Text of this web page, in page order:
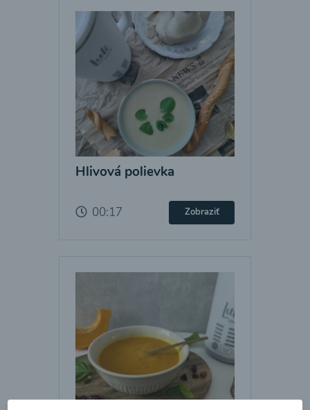
Hlivová polievka
00:17 Zobraziť